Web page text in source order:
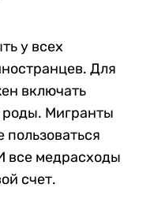
у всех
Для
включать
роды. Мигранты
пользоваться
все медрасходы
счет.